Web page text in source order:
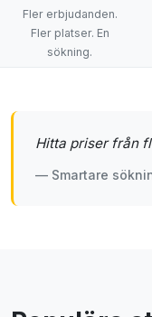
Fler erbjudanden.
Fler platser. En
sökning.
Hitta priser från
— Smartare